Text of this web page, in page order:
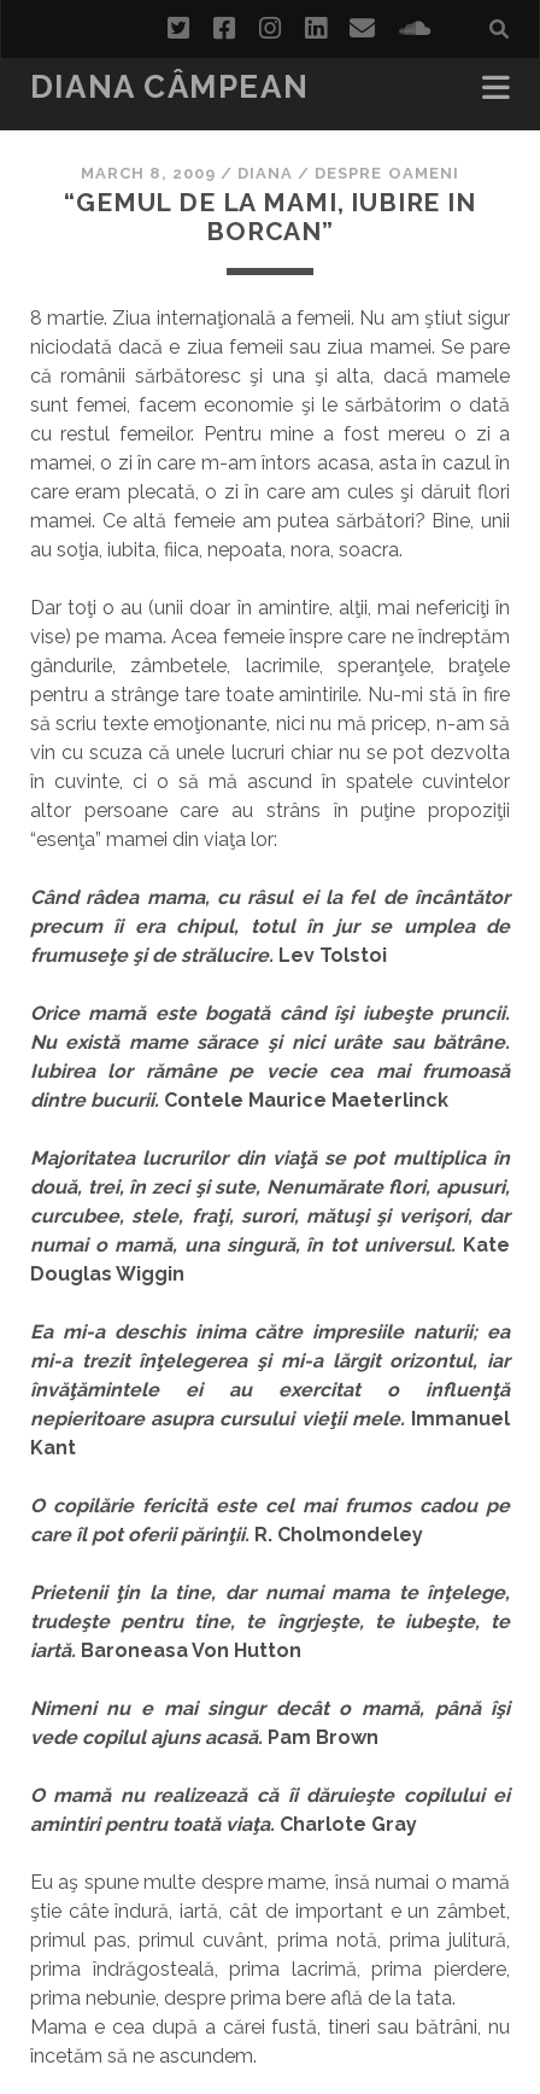
twitterfacebookinstagram
linkedin
email
DIANA CÂMPEAN
MARCH 8, 2009 / DIANA / DESPRE OAMENI
“GEMUL DE LA MAMI, IUBIRE IN
BORCAN”
8 martie. Ziua internaţională a femeii. Nu am ştiut sigur
niciodată dacă e ziua femeii sau ziua mamei. Se pare
că românii sărbătoresc şi una şi alta, dacă mamele
sunt femei, facem economie şi le sărbătorim o dată
cu restul femeilor. Pentru mine a fost mereu o zi a
mamei, o zi în care m-am întors acasa, asta în cazul în
care eram plecată, o zi în care am cules şi dăruit flori
mamei. Ce altă femeie am putea sărbători? Bine, unii
au soţia, iubita, fiica, nepoata, nora, soacra.
Dar toţi o au (unii doar în amintire, alţii, mai nefericiţi în
vise) pe mama. Acea femeie înspre care ne îndreptăm
gândurile, zâmbetele, lacrimile, speranţele, braţele
pentru a strânge tare toate amintirile. Nu-mi stă în fire
să scriu texte emoţionante, nici nu mă pricep, n-am să
vin cu scuza că unele lucruri chiar nu se pot dezvolta
în cuvinte, ci o să mă ascund în spatele cuvintelor
altor persoane care au strâns în puţine propoziţii
“esenţa” mamei din viaţa lor:
Când râdea mama, cu râsul ei la fel de încântător
precum îi era chipul, totul în jur se umplea de
frumuseţe şi de strălucire. Lev Tolstoi
Orice mamă este bogată când îşi iubeşte pruncii.
Nu există mame sărace şi nici urâte sau bătrâne.
Iubirea lor rămâne pe vecie cea mai frumoasă
dintre bucurii. Contele Maurice Maeterlinck
Majoritatea lucrurilor din viaţă se pot multiplica în
două, trei, în zeci şi sute, Nenumărate flori, apusuri,
curcubee, stele, fraţi, surori, mătuşi şi verişori, dar
numai o mamă, una singură, în tot universul. Kate
Douglas Wiggin
Ea mi-a deschis inima către impresiile naturii; ea
mi-a trezit înţelegerea şi mi-a lărgit orizontul, iar
învăţămintele ei au exercitat o influenţă
nepieritoare asupra cursului vieţii mele. Immanuel
Kant
O copilărie fericită este cel mai frumos cadou pe
care îl pot oferii părinţii. R. Cholmondeley
Prietenii ţin la tine, dar numai mama te înţelege,
trudeşte pentru tine, te îngrjeşte, te iubeşte, te
iartă. Baroneasa Von Hutton
Nimeni nu e mai singur decât o mamă, până îşi
vede copilul ajuns acasă. Pam Brown
O mamă nu realizează că îi dăruieşte copilului ei
amintiri pentru toată viaţa. Charlote Gray
Eu aş spune multe despre mame, însă numai o mamă
ştie câte îndură, iartă, cât de important e un zâmbet,
primul pas, primul cuvânt, prima notă, prima julitură,
prima îndrăgosteală, prima lacrimă, prima pierdere,
prima nebunie, despre prima bere află de la tata.
Mama e cea după a cărei fustă, tineri sau bătrâni, nu
încetăm să ne ascundem.